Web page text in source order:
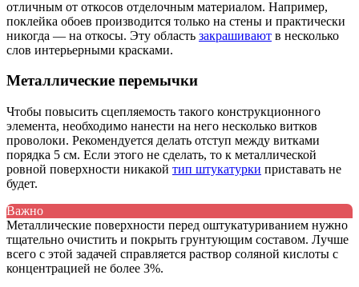
отличным от откосов отделочным материалом. Например,
поклейка обоев производится только на стены и практически
никогда — на откосы. Эту область закрашивают в несколько
слов интерьерными красками.
Металлические перемычки
Чтобы повысить сцепляемость такого конструкционного
элемента, необходимо нанести на него несколько витков
проволоки. Рекомендуется делать отступ между витками
порядка 5 см. Если этого не сделать, то к металлической
ровной поверхности никакой тип штукатурки приставать не
будет.
Важно
Металлические поверхности перед оштукатуриванием нужно
тщательно очистить и покрыть грунтующим составом. Лучше
всего с этой задачей справляется раствор соляной кислоты с
концентрацией не более 3%.